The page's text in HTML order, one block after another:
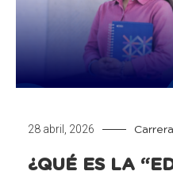
28 abril, 2026
¿QUÉ ES LA